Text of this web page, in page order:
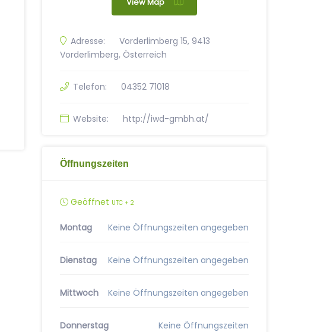
Adresse:
Vorderlimberg 15, 9413
Vorderlimberg, Österreich
Telefon: 04352 71018
Website: http://iwd-gmbh.at/
Öffnungszeiten
Geöffnet UTC + 2
Montag Keine Öffnungszeiten angegeben
Dienstag Keine Öffnungszeiten angegeben
Mittwoch Keine Öffnungszeiten angegeben
Donnerstag
Keine Öffnungszeiten